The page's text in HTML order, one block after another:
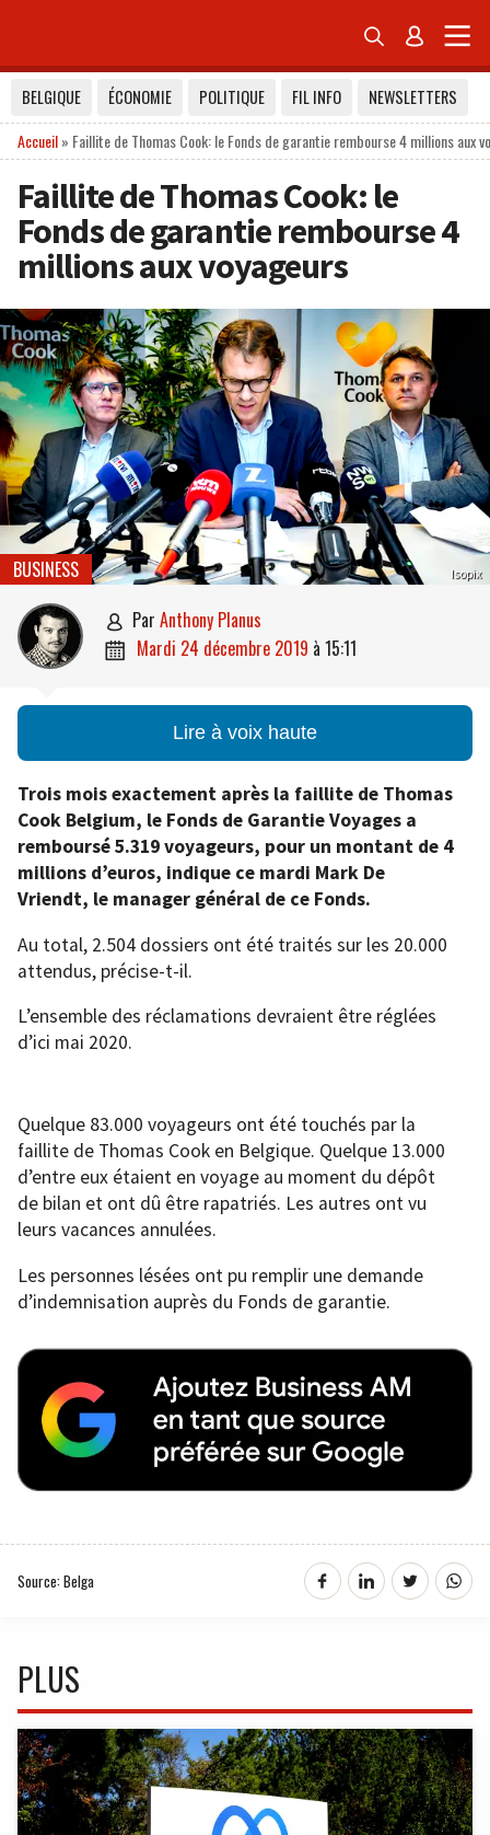
 
BELGIQUE ÉCONOMIE POLITIQUE FIL INFO
NEWSLETTERS
Accueil» Faillite de Thomas Cook: le Fonds de garantie rembourse 4 millions aux
Faillite de Thomas Cook: le
Fonds de garantie rembourse 4
millions aux voyageurs
Isopix
BUSINESS
 par Anthony Planus
 mardi 24 décembre 2019 à 15:11
Lire à voix haute
Trois mois exactement après la faillite de Thomas
Cook Belgium, le Fonds de Garantie Voyages a
remboursé 5.319 voyageurs, pour un montant de 4
millions d’euros, indique ce mardi Mark De
Vriendt, le manager général de ce Fonds.
Au total, 2.504 dossiers ont été traités sur les 20.000
attendus, précise-t-il.
L’ensemble des réclamations devraient être réglées
d’ici mai 2020.
Quelque 83.000 voyageurs ont été touchés par la
faillite de Thomas Cook en Belgique. Quelque 13.000
d’entre eux étaient en voyage au moment du dépôt
de bilan et ont dû être rapatriés. Les autres ont vu
leurs vacances annulées.
Les personnes lésées ont pu remplir une demande
d’indemnisation auprès du Fonds de garantie.
Source: Belga
PLUS